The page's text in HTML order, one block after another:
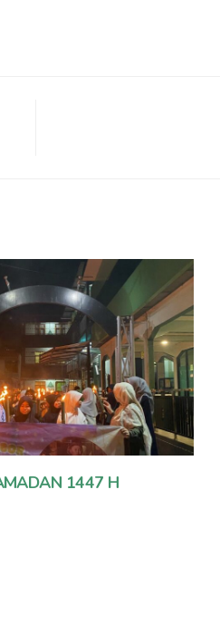
1447 H